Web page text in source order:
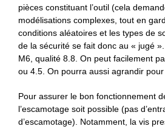
pièces constituant l’outil (cela
modélisations complexes, tout en
conditions aléatoires et les types de
de la sécurité se fait donc au « jugé
M6, qualité 8.8. On peut facilement
ou 4.5. On pourra aussi agrandir pour
Pour assurer le bon fonctionnement
l’escamotage soit possible (pas
d’escamotage). Notamment, la vis